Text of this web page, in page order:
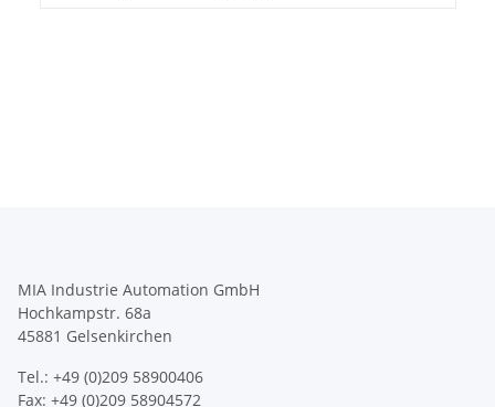
MIA Industrie Automation GmbH
Hochkampstr. 68a
45881 Gelsenkirchen
Tel.: +49 (0)209 58900406
Fax: +49 (0)209 58904572